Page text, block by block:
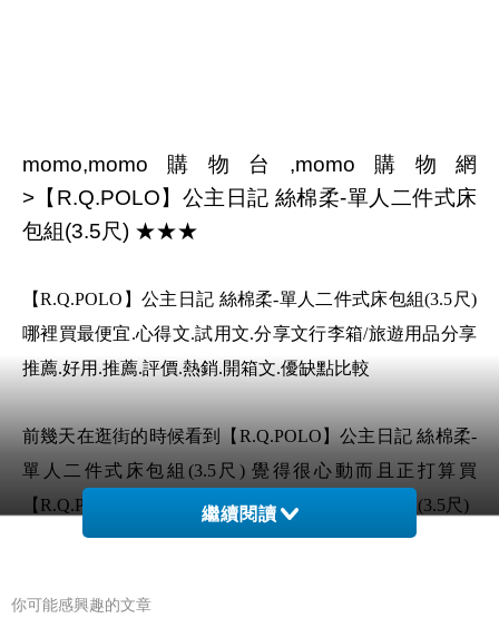
momo,momo購物台,momo購物網
>【R.Q.POLO】公主日記 絲棉柔-單人二件式床
包組(3.5尺) ★★★
【R.Q.POLO】公主日記 絲棉柔-單人二件式床包組(3.5尺)
哪裡買最便宜.心得文.試用文.分享文行李箱/旅遊用品分享
推薦.好用.推薦.評價.熱銷.開箱文.優缺點比較
前幾天在逛街的時候看到【R.Q.POLO】公主日記 絲棉柔-
單人二件式床包組(3.5尺) 覺得很心動而且正打算買
【R.Q.POLO】公主日記 絲棉柔-單人二件式床包組(3.5尺)
組(3.5尺) 在網路上買應該會比較便宜，【R.Q.POLO】公
繼續閱讀
你可能感興趣的文章